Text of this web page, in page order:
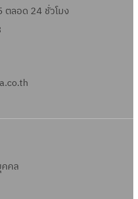
ตลอด 24 ชั่วโมง
คล